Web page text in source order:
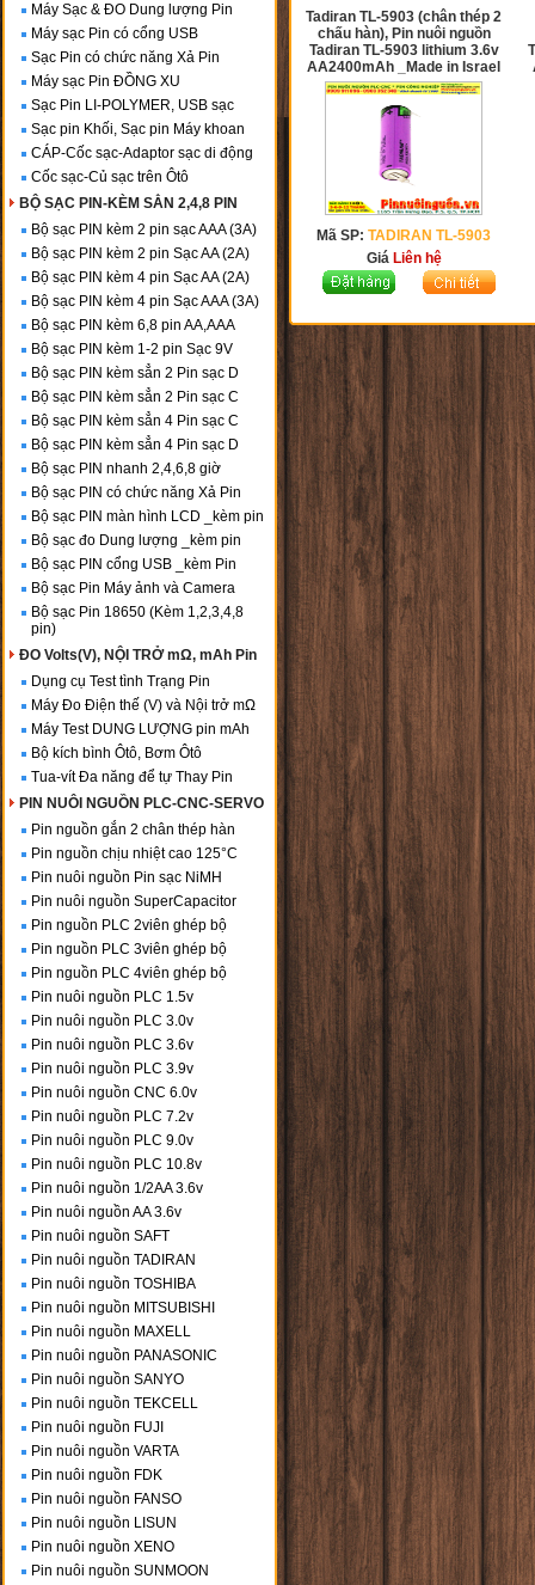
Máy Sạc & ĐO Dung lượng Pin
Máy sạc Pin có cổng USB
Sạc Pin có chức năng Xả Pin
Máy sạc Pin ĐỒNG XU
Sạc Pin LI-POLYMER, USB sạc
Sạc pin Khối, Sạc pin Máy khoan
CÁP-Cốc sạc-Adaptor sạc di động
Cốc sạc-Củ sạc trên Ôtô
BỘ SẠC PIN-KÈM SẲN 2,4,8 PIN
Bộ sạc PIN kèm 2 pin sạc AAA (3A)
Bộ sạc PIN kèm 2 pin Sạc AA (2A)
Bộ sạc PIN kèm 4 pin Sạc AA (2A)
Bộ sạc PIN kèm 4 pin Sạc AAA (3A)
Bộ sạc PIN kèm 6,8 pin AA,AAA
Bộ sạc PIN kèm 1-2 pin Sạc 9V
Bộ sạc PIN kèm sẳn 2 Pin sạc D
Bộ sạc PIN kèm sẳn 2 Pin sạc C
Bộ sạc PIN kèm sẳn 4 Pin sạc C
Bộ sạc PIN kèm sẳn 4 Pin sạc D
Bộ sạc PIN nhanh 2,4,6,8 giờ
Bộ sạc PIN có chức năng Xả Pin
Bộ sạc PIN màn hình LCD _kèm pin
Bộ sạc đo Dung lượng _kèm pin
Bộ sạc PIN cổng USB _kèm Pin
Bộ sạc Pin Máy ảnh và Camera
Bộ sạc Pin 18650 (Kèm 1,2,3,4,8
pin)
ĐO Volts(V), NỘI TRỞ mΩ, mAh Pin
Dụng cụ Test tình Trạng Pin
Máy Đo Điện thế (V) và Nội trở mΩ
Máy Test DUNG LƯỢNG pin mAh
Bộ kích bình Ôtô, Bơm Ôtô
Tua-vít Đa năng để tự Thay Pin
PIN NUÔI NGUỒN PLC-CNC-SERVO
Pin nguồn gắn 2 chân thép hàn
Pin nguồn chịu nhiệt cao 125°C
Pin nuôi nguồn Pin sạc NiMH
Pin nuôi nguồn SuperCapacitor
Pin nguồn PLC 2viên ghép bộ
Pin nguồn PLC 3viên ghép bộ
Pin nguồn PLC 4viên ghép bộ
Pin nuôi nguồn PLC 1.5v
Pin nuôi nguồn PLC 3.0v
Pin nuôi nguồn PLC 3.6v
Pin nuôi nguồn PLC 3.9v
Pin nuôi nguồn CNC 6.0v
Pin nuôi nguồn PLC 7.2v
Pin nuôi nguồn PLC 9.0v
Pin nuôi nguồn PLC 10.8v
Pin nuôi nguồn 1/2AA 3.6v
Pin nuôi nguồn AA 3.6v
Pin nuôi nguồn SAFT
Pin nuôi nguồn TADIRAN
Pin nuôi nguồn TOSHIBA
Pin nuôi nguồn MITSUBISHI
Pin nuôi nguồn MAXELL
Pin nuôi nguồn PANASONIC
Pin nuôi nguồn SANYO
Pin nuôi nguồn TEKCELL
Pin nuôi nguồn FUJI
Pin nuôi nguồn VARTA
Pin nuôi nguồn FDK
Pin nuôi nguồn FANSO
Pin nuôi nguồn LISUN
Pin nuôi nguồn XENO
Pin nuôi nguồn SUNMOON
Tadiran TL-5903 (chân thép 2
chấu hàn), Pin nuôi nguồn
Tadiran TL-5903 lithium 3.6v
AA2400mAh _Made in Israel
Mã SP:TADIRAN TL-5903
Giá Liên hệ